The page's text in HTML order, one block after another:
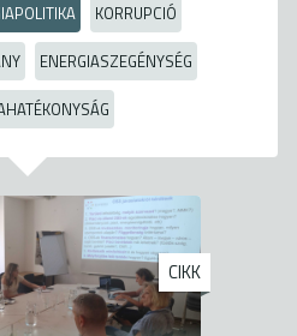
KORRUPCIÓ
ENERGIASZEGÉNYSÉG
CIKK